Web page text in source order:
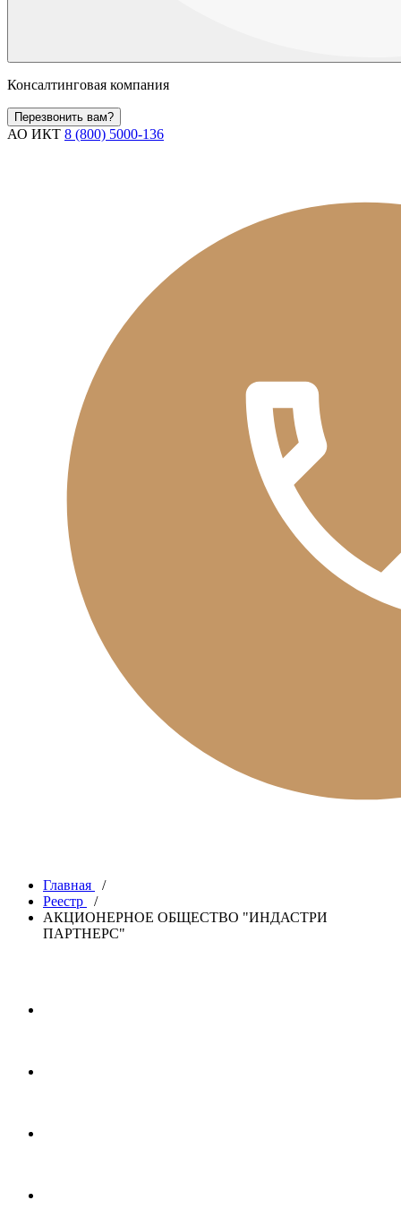
Консалтинговая компания
Перезвонить вам?
АО ИКТ 8 (800) 5000-136
Главная
/
Реестр
/
АКЦИОНЕРНОЕ ОБЩЕСТВО "ИНДАСТРИ
ПАРТНЕРС"